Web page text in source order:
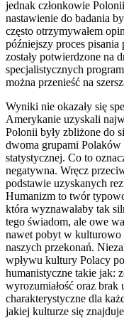
jednak członkowie
nastawienie do badania
często otrzymywałem
późniejszy proces
zostały potwierdzone na
specjalistycznych
można przenieść na
Wyniki nie okazały się
Amerykanie uzyskali
Polonii były zbliżone do
dwoma grupami Polaków
statystycznej. Co to
negatywna. Wręcz
podstawie uzyskanych
Humanizm to twór
która wyznawałaby tak
tego świadom, ale owe
nawet pobyt w kulturowo
naszych przekonań.
wpływu kultury Polacy
humanistyczne takie jak:
wyrozumiałość oraz brak
charakterystyczne dla
jakiej kulturze się